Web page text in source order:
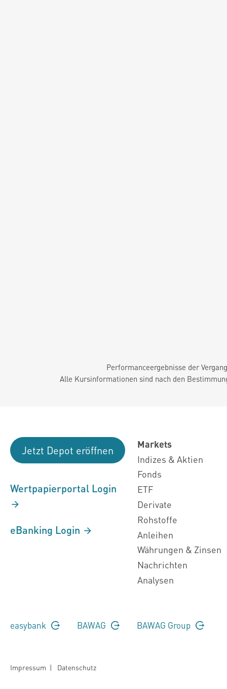
Performanceergebnisse der
Alle Kursinformationen sind nach den
Jetzt Depot eröffnen
Wertpapierportal Login
eBanking Login
Markets
Indizes & Aktien
Fonds
ETF
Derivate
Rohstoffe
Anleihen
Währungen & Zinsen
Nachrichten
Analysen
easybank BAWAG BAWAG Group
Impressum | Datenschutz